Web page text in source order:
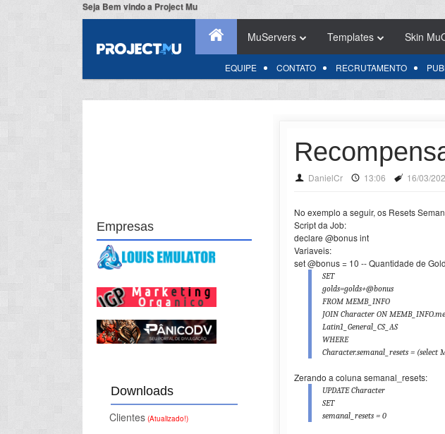
Seja Bem vindo a Project Mu
MuServers Templates Skin
EQUIPE CONTATO RECRUTAMENTO
Empresas
Downloads
Clientes (Atualizado!)
DanielCr 13:06 16/03/
No exemplo a seguir, os Resets
Script da Job:
declare @bonus int
Variaveis:
set @bonus = 10 -- Quantidade de
SET
golds=golds+@bonus
FROM MEMB_INFO
JOIN Character ON
Latin1_General_CS_AS
WHERE
Character.semanal_resets =
Zerando a coluna semanal_resets:
UPDATE Character
SET
semanal_resets = 0